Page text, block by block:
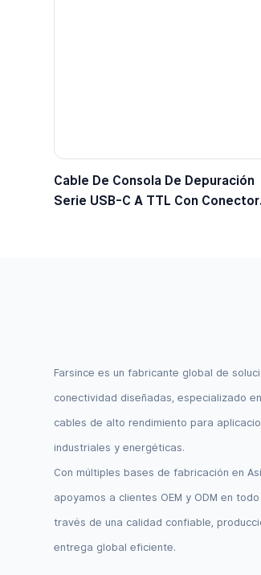
Cable De Consola De Depuración
Serie USB-C A TTL Con Conector
Farsince es un fabricante global de
conectividad diseñadas, especializado
cables de alto rendimiento para
industriales y energéticas.
Con múltiples bases de fabricación en
apoyamos a clientes OEM y ODM en
través de una calidad confiable,
entrega global eficiente.